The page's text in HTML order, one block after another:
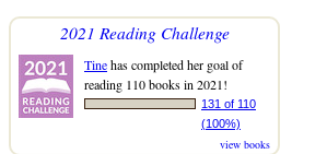
2021 Reading Challenge
Tinehas completed her goal of
reading 110 books in 2021!
131 of 110
(100%)
view books